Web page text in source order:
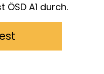
A1 durch.